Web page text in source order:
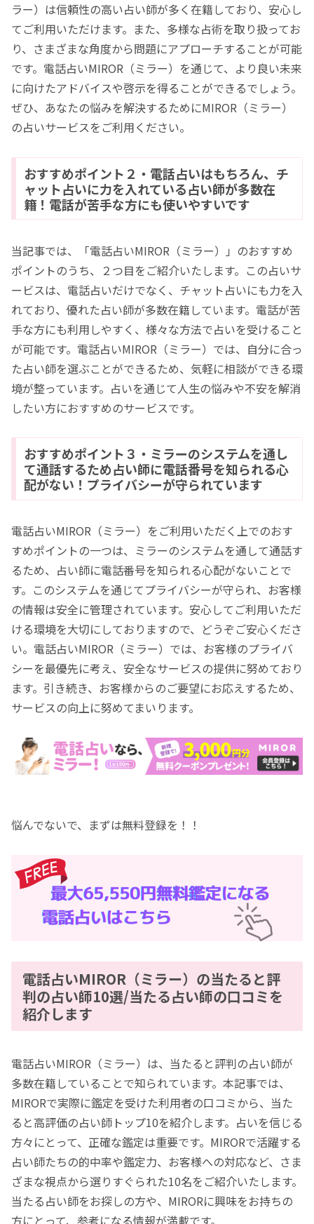
ラー）は信頼性の高い占い師が多く在籍しており、安心し
てご利用いただけます。また、多様な占術を取り扱ってお
り、さまざまな角度から問題にアプローチすることが可能
です。電話占いMIROR（ミラー）を通じて、より良い未来
に向けたアドバイスや啓示を得ることができるでしょう。
ぜひ、あなたの悩みを解決するためにMIROR（ミラー）
の占いサービスをご利用ください。
おすすめポイント２・電話占いはもちろん、チ
ャット占いに力を入れている占い師が多数在
籍！電話が苦手な方にも使いやすいです
当記事では、「電話占いMIROR（ミラー）」のおすすめ
ポイントのうち、２つ目をご紹介いたします。この占いサ
ービスは、電話占いだけでなく、チャット占いにも力を入
れており、優れた占い師が多数在籍しています。電話が苦
手な方にも利用しやすく、様々な方法で占いを受けること
が可能です。電話占いMIROR（ミラー）では、自分に合っ
た占い師を選ぶことができるため、気軽に相談ができる環
境が整っています。占いを通じて人生の悩みや不安を解消
したい方におすすめのサービスです。
おすすめポイント３・ミラーのシステムを通し
て通話するため占い師に電話番号を知られる心
配がない！プライバシーが守られています
電話占いMIROR（ミラー）をご利用いただく上でのおす
すめポイントの一つは、ミラーのシステムを通して通話す
るため、占い師に電話番号を知られる心配がないことで
す。このシステムを通じてプライバシーが守られ、お客様
の情報は安全に管理されています。安心してご利用いただ
ける環境を大切にしておりますので、どうぞご安心くださ
い。電話占いMIROR（ミラー）では、お客様のプライバ
シーを最優先に考え、安全なサービスの提供に努めており
ます。引き続き、お客様からのご要望にお応えするため、
サービスの向上に努めてまいります。
悩んでないで、まずは無料登録を！！
電話占いMIROR（ミラー）の当たると評
判の占い師10選/当たる占い師の口コミを
紹介します
電話占いMIROR（ミラー）は、当たると評判の占い師が
多数在籍していることで知られています。本記事では、
MIRORで実際に鑑定を受けた利用者の口コミから、当た
ると高評価の占い師トップ10を紹介します。占いを信じる
方々にとって、正確な鑑定は重要です。MIRORで活躍する
占い師たちの的中率や鑑定力、お客様への対応など、さま
ざまな視点から選りすぐられた10名をご紹介いたします。
当たる占い師をお探しの方や、MIRORに興味をお持ちの
方にとって、参考になる情報が満載です。